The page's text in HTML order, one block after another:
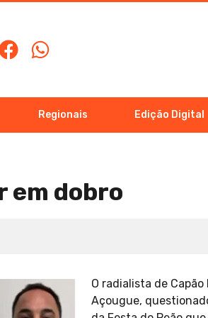
Regionais Edição Digital
em dobro
O radialista de
Açougue,